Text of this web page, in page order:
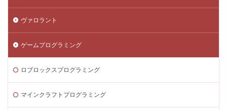
ヴァロラント
ゲームプログラミング
ロブロックスプログラミング
マインクラフトプログラミング